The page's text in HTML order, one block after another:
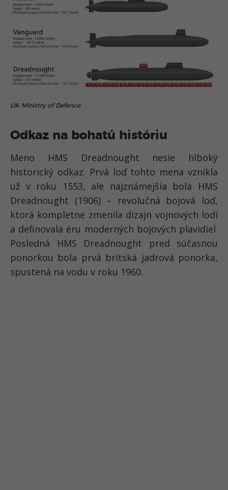
UK Ministry of Defence
Odkaz na bohatú históriu
Meno HMS Dreadnought nesie hlboký
historický odkaz. Prvá loď tohto mena vznikla
už v roku 1553, ale najznámejšia bola HMS
Dreadnought (1906) – revolučná bojová loď,
ktorá kompletne zmenila dizajn vojnových lodí
a definovala éru moderných bojových plavidiel.
Posledná HMS Dreadnought pred súčasnou
ponorkou bola prvá britská jadrová ponorka,
spustená na vodu v roku 1960.